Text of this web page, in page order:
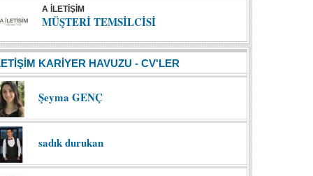
A İLETİŞİM
MÜŞTERİ TEMSİLCİSİ
KARİYER HAVUZU - CV'LER
Şeyma GENÇ
sadık durukan